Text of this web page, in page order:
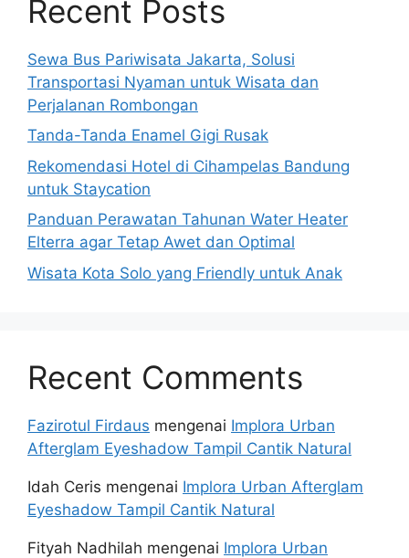
Recent Posts
Sewa Bus Pariwisata Jakarta, Solusi
Transportasi Nyaman untuk Wisata dan
Perjalanan Rombongan
Tanda-Tanda Enamel Gigi Rusak
Rekomendasi Hotel di Cihampelas Bandung
untuk Staycation
Panduan Perawatan Tahunan Water Heater
Elterra agar Tetap Awet dan Optimal
Wisata Kota Solo yang Friendly untuk Anak
Recent Comments
Fazirotul Firdaus mengenai Implora Urban
Afterglam Eyeshadow Tampil Cantik Natural
Idah Ceris mengenai Implora Urban Afterglam
Eyeshadow Tampil Cantik Natural
Fityah Nadhilah mengenai Implora Urban